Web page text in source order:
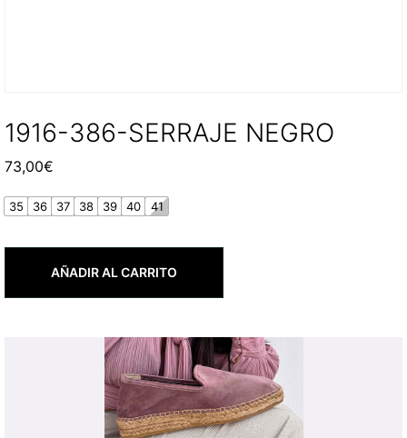
1916-386-SERRAJE NEGRO
73,00€
35 36 37 38 39 40 41
AÑADIR AL CARRITO